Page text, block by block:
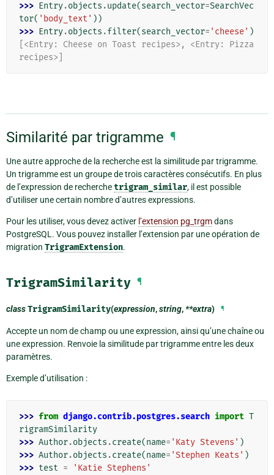
>>> Entry.objects .update(search_vector=SearchVec
tor( 'body_text' ))
>>> Entry.objects .filter(search_vector= 'cheese' )
[<Entry: Cheese on Toast recipes>, <Entry: Pizza
recipes>]
Similarité par trigramme ¶
Une autre approche de la recherche est la similitude par trigramme.
Un trigramme est un groupe de trois caractères consécutifs. En plus
de l’expression de recherchetrigram_similar, il est possible
d’utiliser une certain nombre d’autres expressions.
Pour les utiliser, vous devez activer l’extension pg_trgmdans
PostgreSQL. Vous pouvez installer l’extension par une opération de
migration TrigramExtension.
TrigramSimilarity ¶
classTrigramSimilarity(expression,string,**extra) ¶
Accepte un nom de champ ou une expression, ainsi qu’une chaîne ou
une expression. Renvoie la similitude par trigramme entre les deux
paramètres.
Exemple d’utilisation :
>>> from django.contrib.postgres.search import T
rigramSimilarity
>>> Author.objects .create(name= 'Katy Stevens' )
>>> Author.objects .create(name= 'Stephen Keats' )
>>> test =
'Katie Stephens'